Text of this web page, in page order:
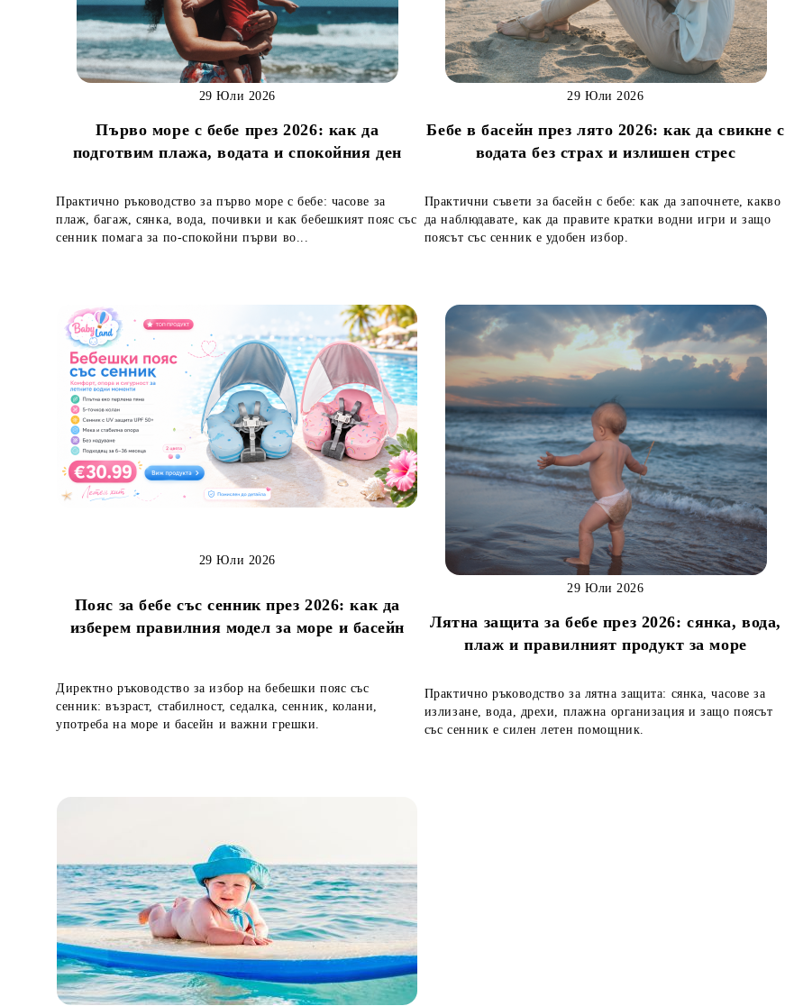
Първо море с бебе през 2026: как да
подготвим плажа, водата и спокойния ден
29 Юли 2026
Практично ръководство за първо море с бебе: часове за
плаж, багаж, сянка, вода, почивки и как бебешкият пояс със
сенник помага за по-спокойни първи во...
Бебе в басейн през лято 2026: как да свикне с
водата без страх и излишен стрес
29 Юли 2026
Практични съвети за басейн с бебе: как да започнете, какво
да наблюдавате, как да правите кратки водни игри и защо
поясът със сенник е удобен избор.
Пояс за бебе със сенник през 2026: как да
изберем правилния модел за море и басейн
29 Юли 2026
Директно ръководство за избор на бебешки пояс със
сенник: възраст, стабилност, седалка, сенник, колани,
употреба на море и басейн и важни грешки.
Лятна защита за бебе през 2026: сянка, вода,
плаж и правилният продукт за море
29 Юли 2026
Практично ръководство за лятна защита: сянка, часове за
излизане, вода, дрехи, плажна организация и защо поясът
със сенник е силен летен помощник.